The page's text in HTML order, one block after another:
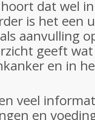
dat wel
is het een
aanvulling
geeft
en in
veel
en